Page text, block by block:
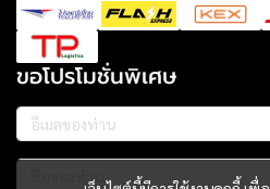
ขอโปรโมชั่นพิเศษ